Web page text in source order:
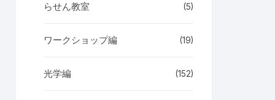
らせん教室 (5)
ワークショップ編 (19)
光学編 (152)